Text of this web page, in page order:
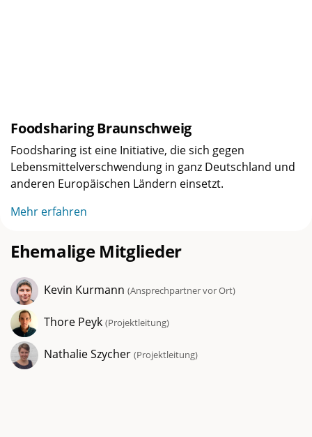
Foodsharing Braunschweig
Foodsharing ist eine Initiative, die sich gegen
Lebensmittelverschwendung in ganz Deutschland und
anderen Europäischen Ländern einsetzt.
Mehr erfahren
Ehemalige Mitglieder
Kevin Kurmann (Ansprechpartner vor Ort)
Thore Peyk (Projektleitung)
Nathalie Szycher (Projektleitung)